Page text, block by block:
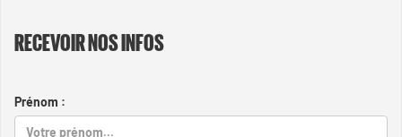
RECEVOIR NOS INFOS
Prénom :